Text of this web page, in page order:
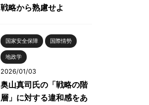
戦略から熟慮せよ
国家安全保障 国際情勢
地政学
2026/01/03
奥山真司氏の「戦略の階
層」に対する違和感をあ